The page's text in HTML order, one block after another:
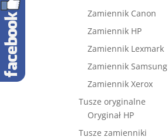
Zamiennik Canon
Zamiennik HP
Zamiennik Lexmark
Zamiennik Samsung
Zamiennik Xerox
Tusze oryginalne
Oryginał HP
Tusze zamienniki